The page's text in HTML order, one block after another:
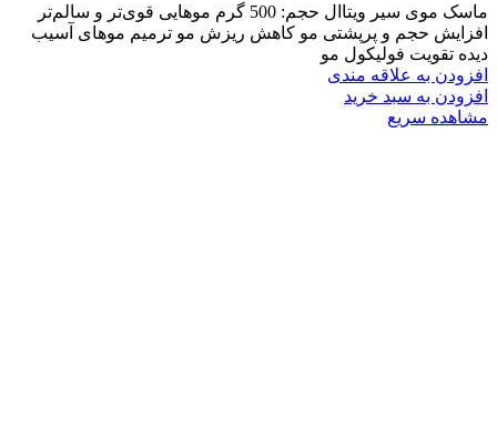
ماسک موی سیر ویتاال حجم: 500 گرم موهایی قوی‌تر و سالم‌تر
افزایش حجم و پرپشتی مو کاهش ریزش مو ترمیم موهای آسیب
دیده تقویت فولیکول مو
افزودن به علاقه مندی
افزودن به سبد خرید
مشاهده سریع